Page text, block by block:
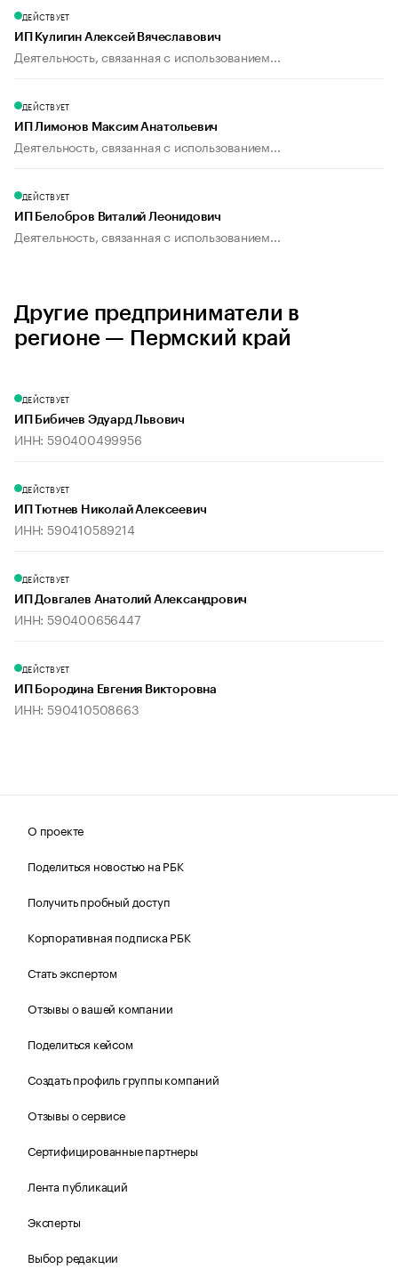
ДЕЙСТВУЕТ
ИП Кулигин Алексей Вячеславович
Деятельность, связанная с использованием...
ДЕЙСТВУЕТ
ИП Лимонов Максим Анатольевич
Деятельность, связанная с использованием...
ДЕЙСТВУЕТ
ИП Белобров Виталий Леонидович
Деятельность, связанная с использованием...
Другие предприниматели в
регионе — Пермский край
ДЕЙСТВУЕТ
ИП Бибичев Эдуард Львович
ИНН: 590400499956
ДЕЙСТВУЕТ
ИП Тютнев Николай Алексеевич
ИНН: 590410589214
ДЕЙСТВУЕТ
ИП Довгалев Анатолий Александрович
ИНН: 590400656447
ДЕЙСТВУЕТ
ИП Бородина Евгения Викторовна
ИНН: 590410508663
О проекте
Поделиться новостью на РБК
Получить пробный доступ
Корпоративная подписка РБК
Стать экспертом
Отзывы о вашей компании
Поделиться кейсом
Создать профиль группы компаний
Отзывы о сервисе
Сертифицированные партнеры
Лента публикаций
Эксперты
Выбор редакции